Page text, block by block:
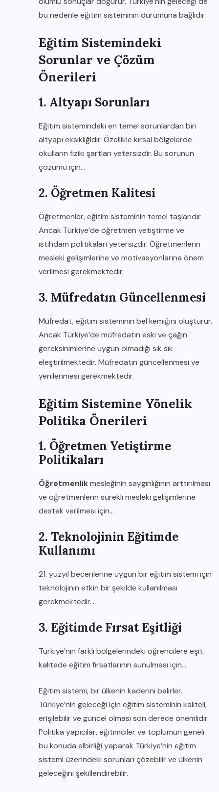
bu nedenle eğitim sisteminin durumuna bağlıdır.
Eğitim Sistemindeki
Sorunlar ve Çözüm
Önerileri
1. Altyapı Sorunları
Eğitim sistemindeki en temel sorunlardan biri
altyapı eksikliğidir. Özellikle kırsal bölgelerde
okulların fiziki şartları yetersizdir. Bu sorunun
çözümü için…
2. Öğretmen Kalitesi
Öğretmenler, eğitim sisteminin temel taşlarıdır.
Ancak Türkiye’de öğretmen yetiştirme ve
istihdam politikaları yetersizdir. Öğretmenlerin
mesleki gelişimlerine ve motivasyonlarına önem
verilmesi gerekmektedir.
3. Müfredatın Güncellenmesi
Müfredat, eğitim sisteminin bel kemiğini oluşturur.
Ancak Türkiye’de müfredatın eski ve çağın
gereksinimlerine uygun olmadığı sık sık
eleştirilmektedir. Müfredatın güncellenmesi ve
yenilenmesi gerekmektedir.
Eğitim Sistemine Yönelik
Politika Önerileri
1. Öğretmen Yetiştirme
Politikaları
Öğretmenlikmesleğinin saygınlığının arttırılması
ve öğretmenlerin sürekli mesleki gelişimlerine
destek verilmesi için…
2. Teknolojinin Eğitimde
Kullanımı
21. yüzyıl becerilerine uygun bir eğitim sistemi için
teknolojinin etkin bir şekilde kullanılması
gerekmektedir….
3. Eğitimde Fırsat Eşitliği
Türkiye’nin farklı bölgelerindeki öğrencilere eşit
kalitede eğitim fırsatlarının sunulması için…
Eğitim sistemi, bir ülkenin kaderini belirler.
Türkiye’nin geleceği için eğitim sisteminin kaliteli,
erişilebilir ve güncel olması son derece önemlidir.
Politika yapıcılar, eğitimciler ve toplumun geneli
bu konuda elbirliği yaparak Türkiye’nin eğitim
sistemi üzerindeki sorunları çözebilir ve ülkenin
geleceğini şekillendirebilir.